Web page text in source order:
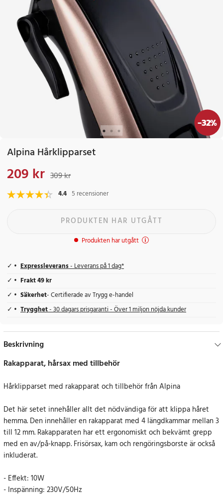
-32%
Alpina Hårklipparset
Nuvarande pris
209 kr 309 kr
4.4 5 recensioner
PRODUKTEN HAR UTGÅTT
Produkten har utgått
Expressleverans- Leverans på 1 dag*
Frakt 49 kr
Säkerhet- Certifierade av Trygg e-handel
Trygghet- 30 dagars prisgaranti - Över 1 miljon nöjda kunder
Beskrivning
Rakapparat, hårsax med tillbehör
Hårklipparset med rakapparat och tillbehör från Alpina
Det här setet innehåller allt det nödvändiga för att klippa håret
hemma. Den innehåller en rakapparat med 4 längdkammar mellan 3
till 12 mm. Rakapparaten har ett ergonomiskt och bekvämt grepp
med en av/på-knapp. Frisörsax, kam och rengöringsborste är också
inkluderat.
- Effekt: 10W
- Inspänning: 230V/50Hz